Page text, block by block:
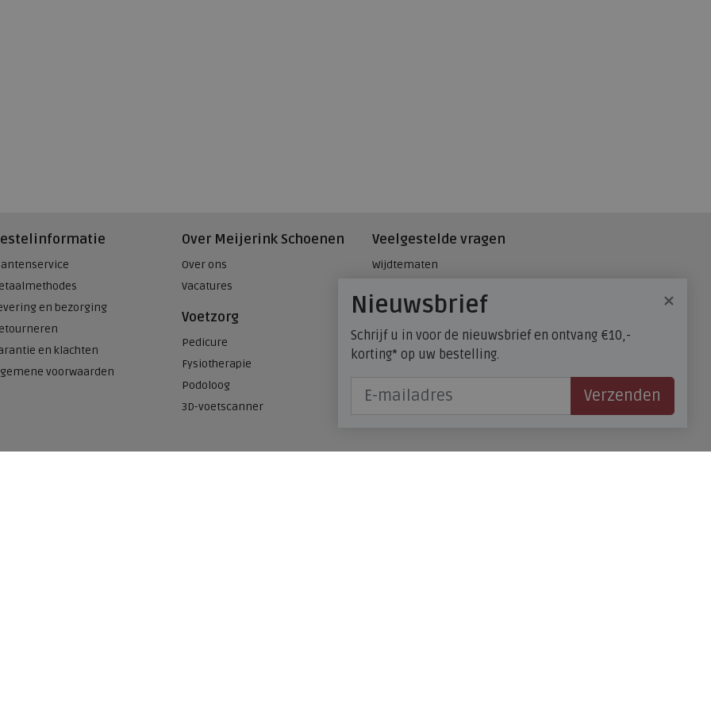
en bezorging
en klachten
voorwaarden
Over Meijerink Schoenen
Over ons
Vacatures
Voetzorg
Pedicure
Fysiotherapie
Podoloog
3D-voetscanner
Veelgestelde vragen
Wijdtematen
Maatadvies, wat is mijn
schoenmaat?
FitFlop - maatadvies
×
Nieuwsbrief
Schrijf u in voor de nieuwsbrief en ontvang €10,-
korting* op uw bestelling.
Verzenden